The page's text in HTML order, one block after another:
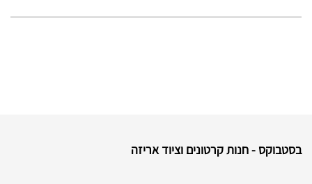
בסטבוקס - חנות קרטונים וציוד אריזה